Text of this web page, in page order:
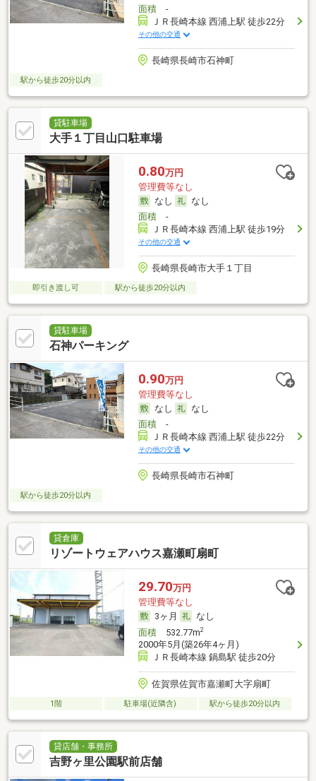
面積-
ＪＲ長崎本線 西浦上駅 徒歩22分
その他の交通
長崎県長崎市石神町
駅から徒歩20分以内
貸駐車場
大手１丁目山口駐車場
0.80万円
管理費等なし
なし
なし
面積-
ＪＲ長崎本線 西浦上駅 徒歩19分
その他の交通
長崎県長崎市大手１丁目
即引き渡し可 駅から徒歩20分以内
貸駐車場
石神パーキング
0.90万円
管理費等なし
なし
なし
面積-
ＪＲ長崎本線 西浦上駅 徒歩22分
その他の交通
長崎県長崎市石神町
駅から徒歩20分以内
貸倉庫
リゾートウェアハウス嘉瀬町扇町
29.70万円
管理費等なし
3ヶ月
なし
面積532.77m2
2000年5月(築26年4ヶ月)
ＪＲ長崎本線 鍋島駅 徒歩20分
佐賀県佐賀市嘉瀬町大字扇町
1階 駐車場(近隣含) 駅から徒歩20分以内
貸店舗・事務所
吉野ヶ里公園駅前店舗